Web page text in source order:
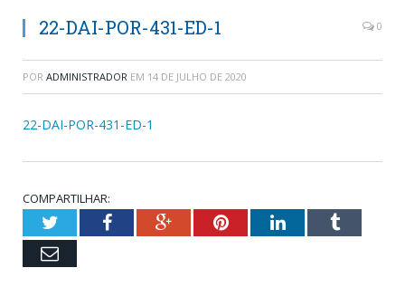
22-DAI-POR-431-ED-1 0
POR ADMINISTRADOR EM 14 DE JULHO DE 2020
22-DAI-POR-431-ED-1
COMPARTILHAR:
TwitterFacebookGoogle+PinterestLinkedInTumblr
Email